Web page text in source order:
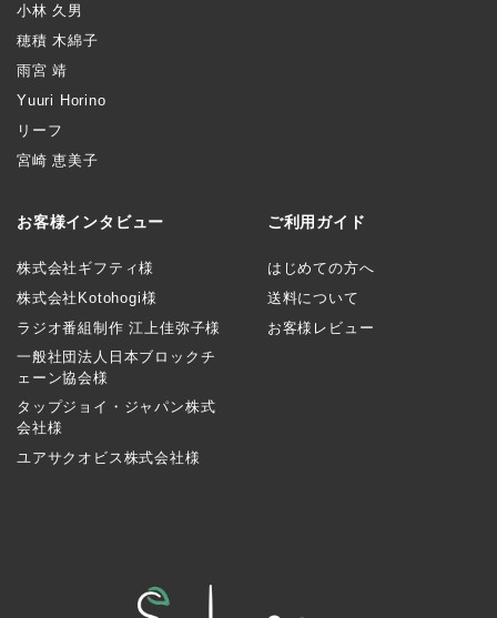
小林 久男
穂積 木綿子
雨宮 靖
Yuuri Horino
リーフ
宮崎 恵美子
お客様インタビュー
株式会社ギフティ様
株式会社Kotohogi様
ラジオ番組制作 江上佳弥子様
一般社団法人日本ブロックチ
ェーン協会様
タップジョイ・ジャパン株式
会社様
ユアサクオビス株式会社様
ご利用ガイド
はじめての方へ
送料について
お客様レビュー